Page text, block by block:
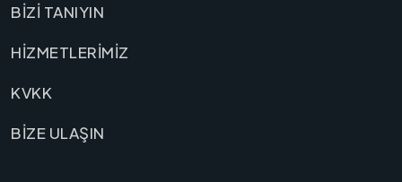
BİZİ TANIYIN
HİZMETLERİMİZ
KVKK
BİZE ULAŞIN